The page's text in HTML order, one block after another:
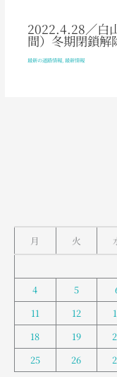
2022.4.28／白
間）冬期閉鎖解
最新の道路情報, 最新情報
月
火
4
5
11
12
18
19
25
26